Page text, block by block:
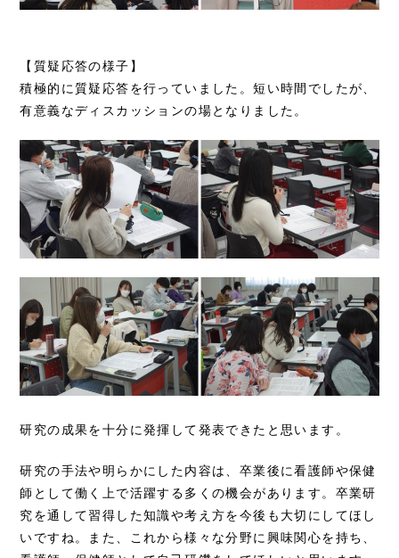
【質疑応答の様子】
積極的に質疑応答を行っていました。短い時間でしたが、
有意義なディスカッションの場となりました。
研究の成果を十分に発揮して発表できたと思います。
研究の手法や明らかにした内容は、卒業後に看護師や保健
師として働く上で活躍する多くの機会があります。卒業研
究を通して習得した知識や考え方を今後も大切にしてほし
いですね。また、これから様々な分野に興味関心を持ち、